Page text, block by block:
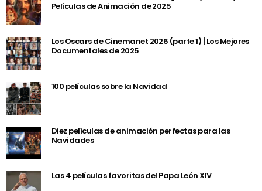
Películas de Animación de 2025
Los Oscars de Cinemanet 2026 (parte 1) | Los Mejores
Documentales de 2025
100 películas sobre la Navidad
Diez películas de animación perfectas para las
Navidades
Las 4 películas favoritas del Papa León XIV